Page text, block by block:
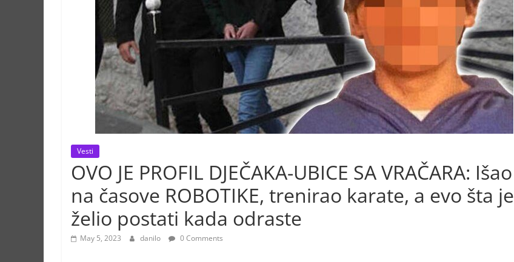
Vesti
OVO JE PROFIL DJEČAKA-UBICE SA VRAČARA: Išao
na časove ROBOTIKE, trenirao karate, a evo šta je
želio postati kada odraste
May 5, 2023 danilo 0 Comments